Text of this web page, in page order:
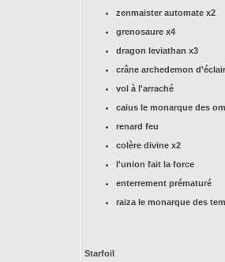
zenmaister automate x2
grenosaure x4
dragon leviathan x3
crâne archedemon d'éclair
vol à l'arraché
caius le monarque des
renard feu
colère divine x2
l'union fait la force
enterrement prématuré
raiza le monarque des
Starfoil